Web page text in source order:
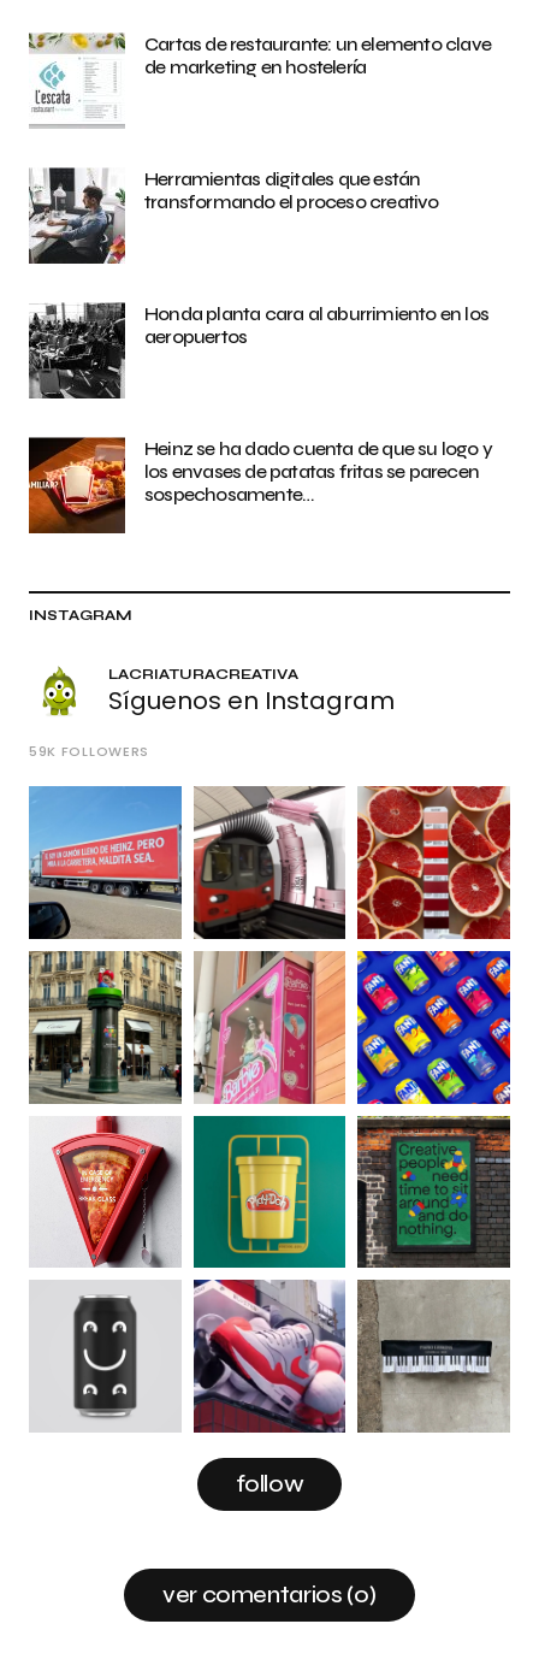
Cartas de restaurante: un elemento clave
de marketing en hostelería
Herramientas digitales que están
transformando el proceso creativo
Honda planta cara al aburrimiento en los
aeropuertos
Heinz se ha dado cuenta de que su logo y
los envases de patatas fritas se parecen
sospechosamente…
INSTAGRAM
LACRIATURACREATIVA
Síguenos en Instagram
59K FOLLOWERS
follow
ver comentarios (0)